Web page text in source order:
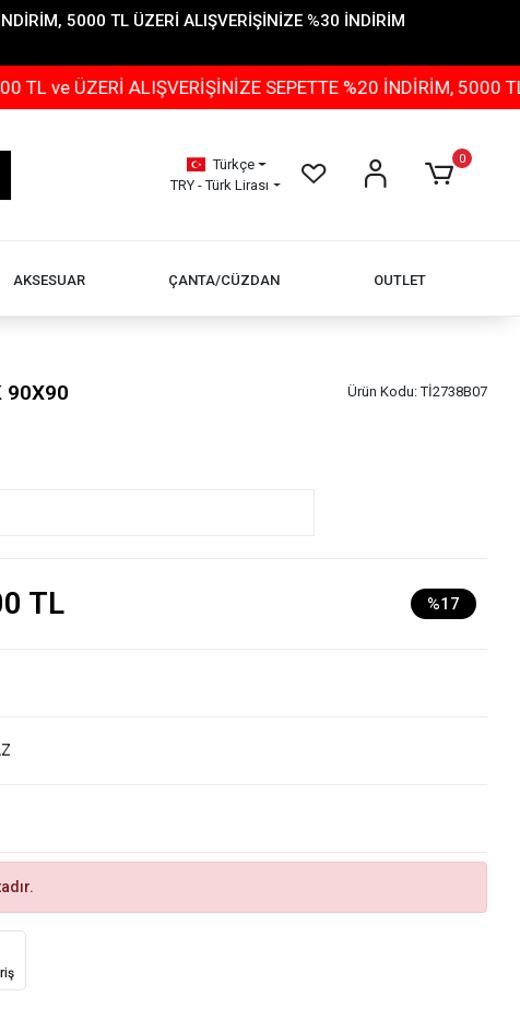
5000 TL ÜZERİ ALIŞVERİŞİNİZE %30 İNDİRİM
ALIŞVERİŞİNİZE SEPETTE %20 İNDİRİM, 5000 TL
Türkçe
TRY - Türk Lirası
0
AKSESUAR ÇANTA/CÜZDAN OUTLET
90X90 Ürün Kodu:Tİ2738B07
TL %17